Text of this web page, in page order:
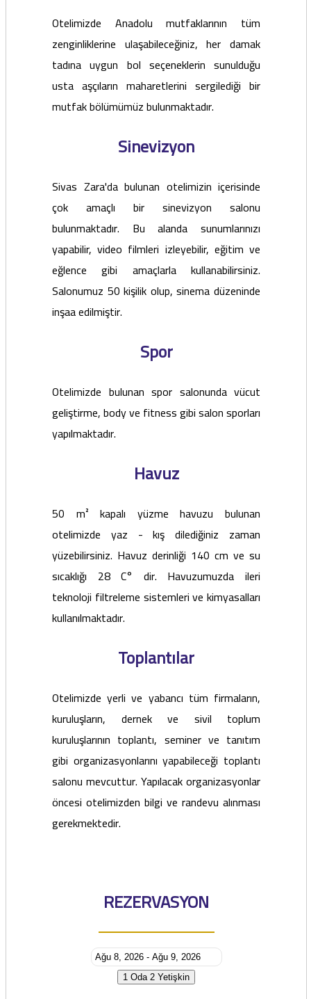
Otelimizde Anadolu mutfaklarının tüm
zenginliklerine ulaşabileceğiniz, her damak
tadına uygun bol seçeneklerin sunulduğu
usta aşçıların maharetlerini sergilediği bir
mutfak bölümümüz bulunmaktadır.
Sinevizyon
Sivas Zara'da bulunan otelimizin içerisinde
çok amaçlı bir sinevizyon salonu
bulunmaktadır. Bu alanda sunumlarınızı
yapabilir, video filmleri izleyebilir, eğitim ve
eğlence gibi amaçlarla kullanabilirsiniz.
Salonumuz 50 kişilik olup, sinema düzeninde
inşaa edilmiştir.
Spor
Otelimizde bulunan spor salonunda vücut
geliştirme, body ve fitness gibi salon sporları
yapılmaktadır.
Havuz
50 m² kapalı yüzme havuzu bulunan
otelimizde yaz - kış dilediğiniz zaman
yüzebilirsiniz. Havuz derinliği 140 cm ve su
sıcaklığı 28 C° dir. Havuzumuzda ileri
teknoloji filtreleme sistemleri ve kimyasalları
kullanılmaktadır.
Toplantılar
Otelimizde yerli ve yabancı tüm firmaların,
kuruluşların, dernek ve sivil toplum
kuruluşlarının toplantı, seminer ve tanıtım
gibi organizasyonlarını yapabileceği toplantı
salonu mevcuttur. Yapılacak organizasyonlar
öncesi otelimizden bilgi ve randevu alınması
gerekmektedir.
REZERVASYON
1 Oda 2 Yetişkin